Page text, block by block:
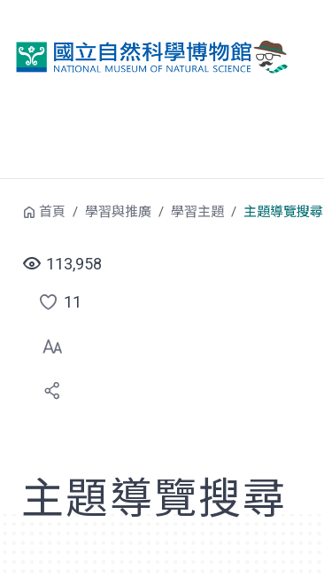
首頁 學習與推廣 學習主題 主題導覽搜尋
113,958
點
選
喜
11
主題導覽搜尋